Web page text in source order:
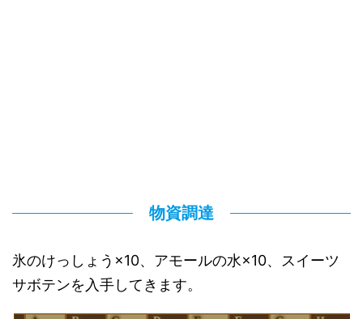
物資調達
氷のけっしょう×10、アモールの水×10、スイーツ
サボテンを入手してきます。